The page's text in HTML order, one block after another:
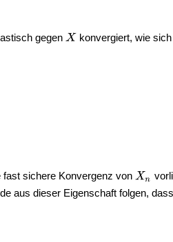
gegen konvergiert, wie
sichere Konvergenz von
aus dieser Eigenschaft folgen,